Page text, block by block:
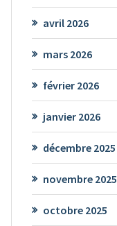
avril 2026
mars 2026
février 2026
janvier 2026
décembre 2025
novembre 2025
octobre 2025